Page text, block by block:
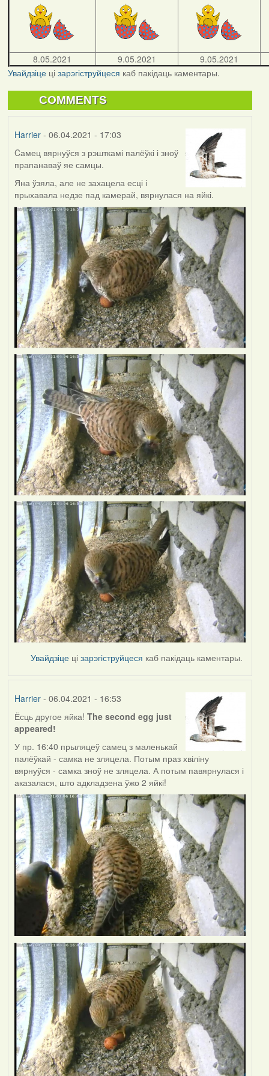
8.05.2021 9.05.2021
9.05.2021
Увайдзіцеці зарэгіструйцеся каб пакідаць каментары.
COMMENTS
Harrier- 06.04.2021 - 17:03
Cамец вярнуўся з рэшткамі палёўкі і зноў
прапанаваў яе самцы.
Яна ўзяла, але не захацела есці і
прыхавала недзе пад камерай, вярнулася на яйкі.
Увайдзіце цізарэгіструйцеся каб пакідаць каментары.
Harrier- 06.04.2021 - 16:53
Ёсць другое яйка! The second egg just
appeared!
У пр. 16:40 прыляцеў самец з маленькай
палёўкай - самка не зляцела. Потым праз хвіліну
вярнуўся - самка зноў не зляцела. А потым павярнулася і
аказалася, што адкладзена ўжо 2 яйкі!